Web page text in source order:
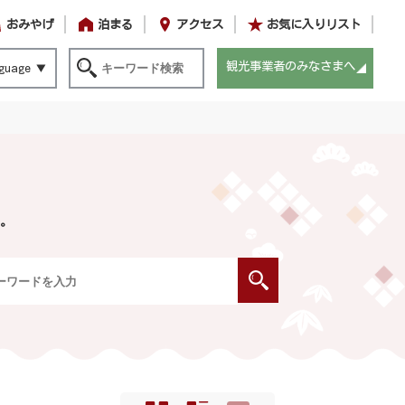
おみやげ 泊まる アクセス お気に入りリスト
観光事業者のみなさまへ